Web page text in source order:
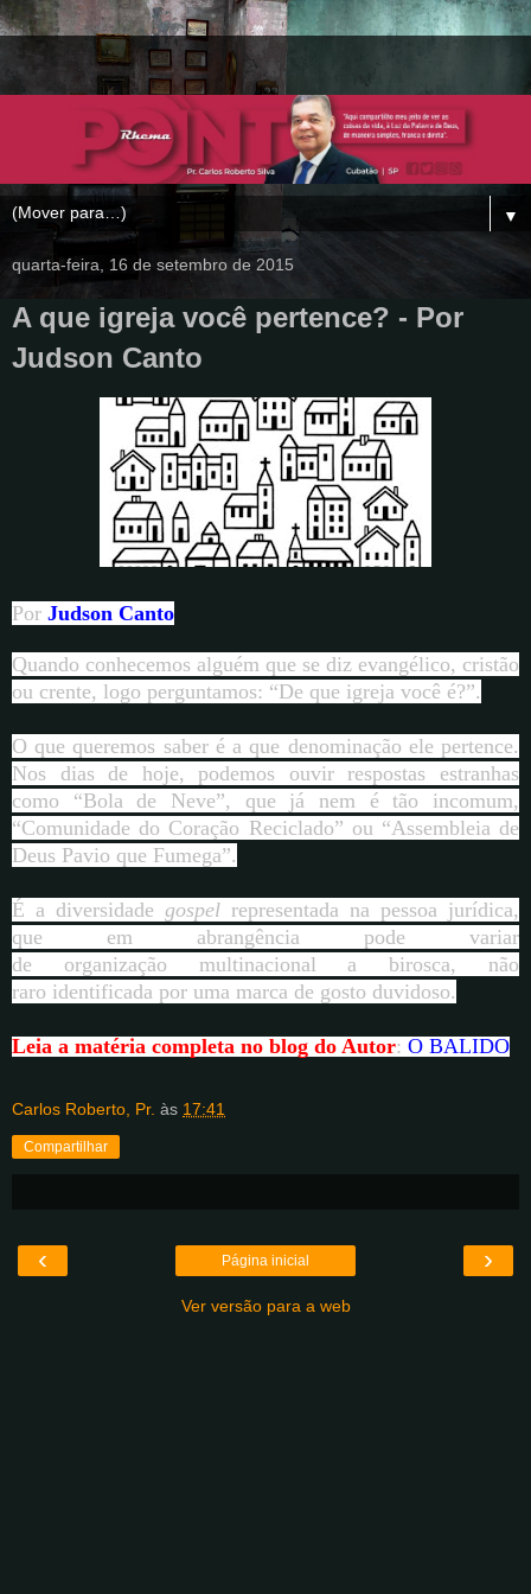
▼
quarta-feira, 16 de setembro de 2015
A que igreja você pertence? - Por
Judson Canto
Por Judson Canto
Quando conhecemos alguém que se diz evangélico, cristão
ou crente, logo perguntamos: “De que igreja você é?”.
O que queremos saber é a que denominação ele pertence.
Nos dias de hoje, podemos ouvir respostas estranhas
como “Bola de Neve”, que já nem é tão incomum,
“Comunidade do Coração Reciclado” ou “Assembleia de
Deus Pavio que Fumega”.
É a diversidade gospel representada na pessoa jurídica,
que em abrangência pode variar
de organização multinacional a birosca, não
raro identificada por uma marca de gosto duvidoso.
Leia a matéria completa no blog do Autor: O BALIDO
Carlos Roberto, Pr. às 17:41
Compartilhar
‹ ›
Página inicial
Ver versão para a web